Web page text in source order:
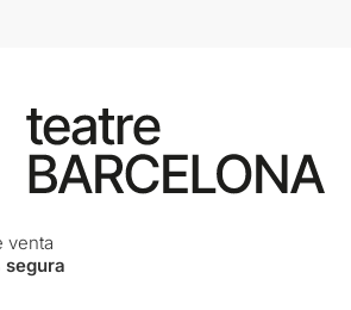
venta
segura